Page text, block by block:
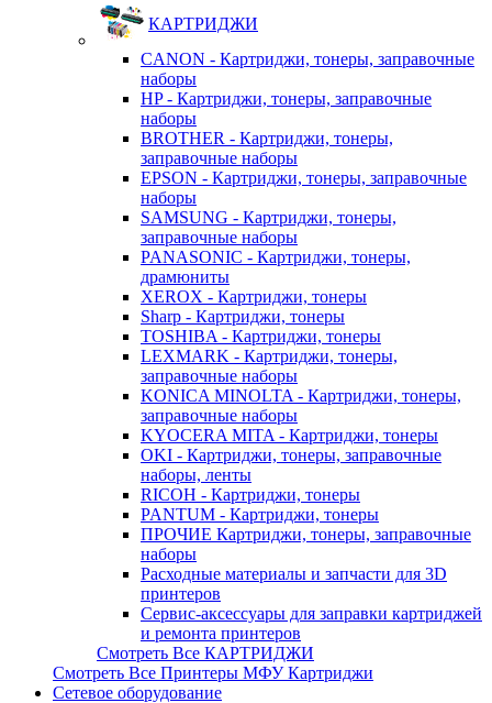
КАРТРИДЖИ
CANON - Картриджи, тонеры, заправочные
наборы
HP - Картриджи, тонеры, заправочные
наборы
BROTHER - Картриджи, тонеры,
заправочные наборы
EPSON - Картриджи, тонеры, заправочные
наборы
SAMSUNG - Картриджи, тонеры,
заправочные наборы
PANASONIC - Картриджи, тонеры,
драмюниты
XEROX - Картриджи, тонеры
Sharp - Картриджи, тонеры
TOSHIBA - Картриджи, тонеры
LEXMARK - Картриджи, тонеры,
заправочные наборы
KONICA MINOLTA - Картриджи, тонеры,
заправочные наборы
KYOCERA MITA - Картриджи, тонеры
OKI - Картриджи, тонеры, заправочные
наборы, ленты
RICOH - Картриджи, тонеры
PANTUM - Картриджи, тонеры
ПРОЧИЕ Картриджи, тонеры, заправочные
наборы
Расходные материалы и запчасти для 3D
принтеров
Сервис-аксессуары для заправки картриджей
и ремонта принтеров
Смотреть Все КАРТРИДЖИ
Смотреть Все Принтеры МФУ Картриджи
Сетевое оборудование